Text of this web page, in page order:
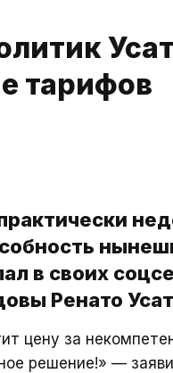
тарифов
в своих
Ренато
цену за
решение!» —